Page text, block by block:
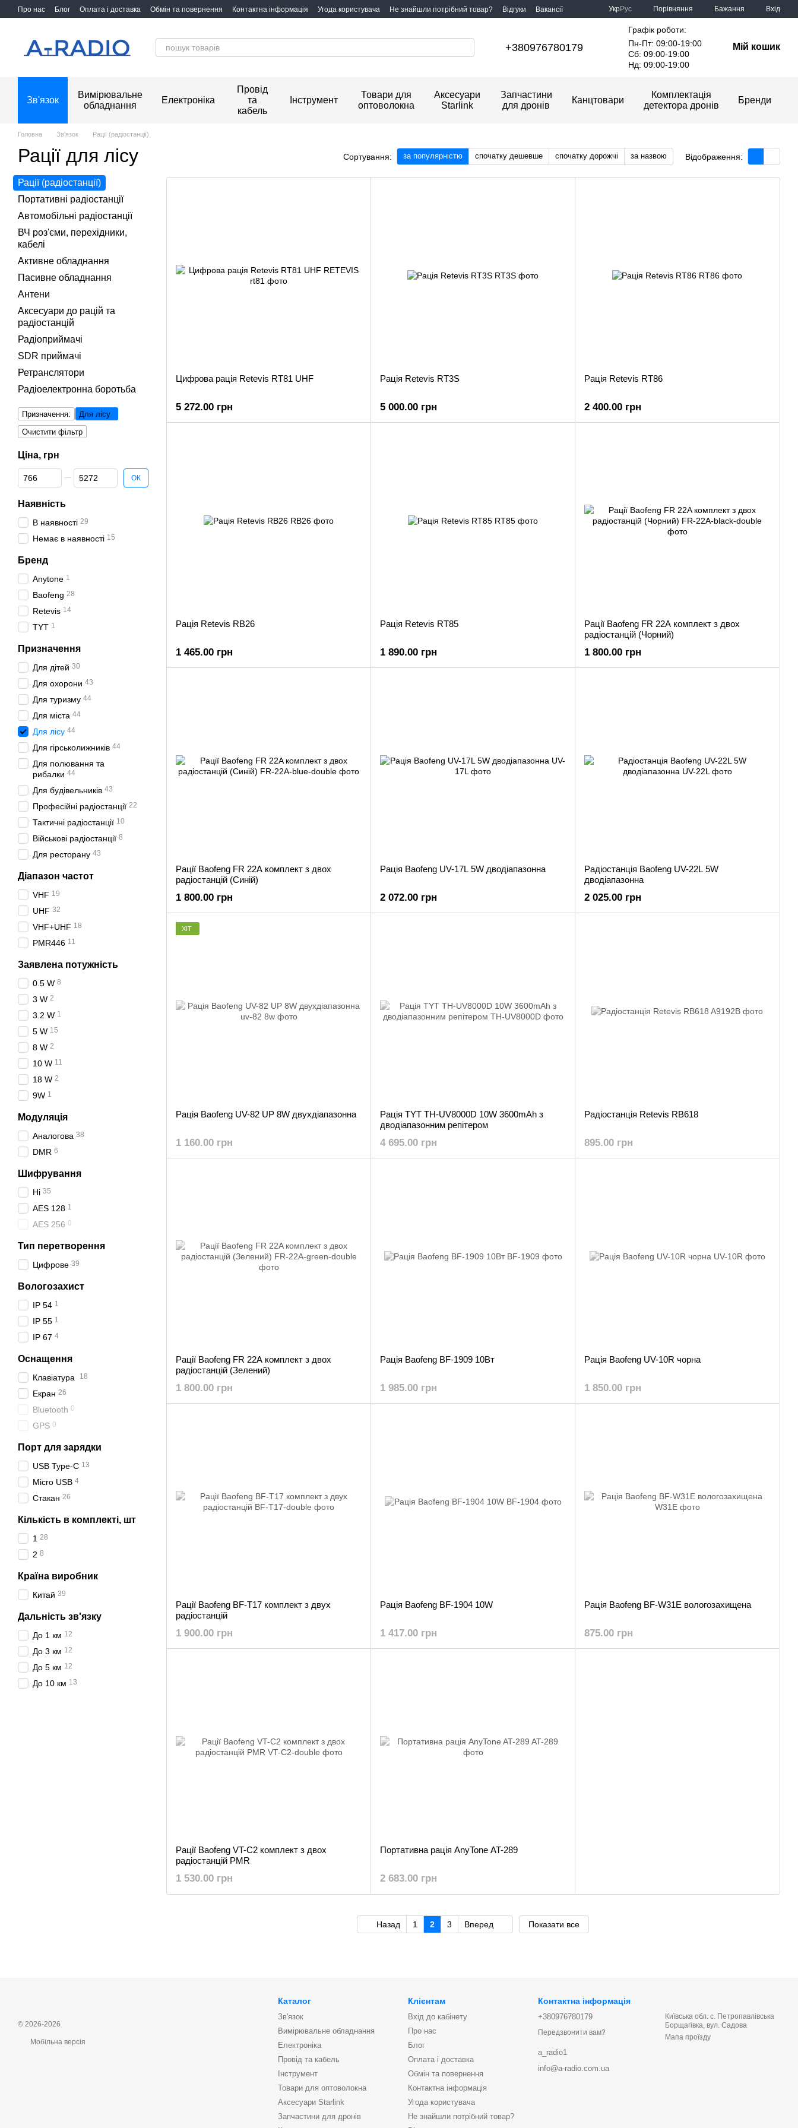
Перейти до основного контенту
Про нас Блог Оплата і доставка Обмін та повернення Контактна інформація Угода користувача Не знайшли потрібний товар? Відгуки Вакансії УкрРус Порівняння Бажання Вхід
+380976780179
Графік роботи:
Пн-Пт: 09:00-19:00
Сб: 09:00-19:00
Нд: 09:00-19:00
Мій кошик
Зв'язок
Вимірювальне
обладнання
Електроніка
Провід
та
кабель
Інструмент
Товари для
оптоволокна
Аксесуари
Starlink
Запчастини
для дронів
Канцтовари
Комплектація
детектора дронів
Бренди
Головна Зв'язок Рації (радіостанції)
Рації для лісу Сортування: за популярністю спочатку дешевше спочатку дорожчі за назвою Відображення:
Цифрова рація Retevis RT81 UHF
5 272.00 грн
Рація Retevis RT3S
5 000.00 грн
Рація Retevis RT86
2 400.00 грн
Рація Retevis RB26
1 465.00 грн
Рація Retevis RT85
1 890.00 грн
Рації Baofeng FR 22A комплект з двох
радіостанцій (Чорний)
1 800.00 грн
Рації Baofeng FR 22A комплект з двох
радіостанцій (Синій)
1 800.00 грн
Рація Baofeng UV-17L 5W дводіапазонна
2 072.00 грн
Радіостанція Baofeng UV-22L 5W
дводіапазонна
2 025.00 грн
ХІТ
Рація Baofeng UV-82 UP 8W двухдіапазонна
1 160.00 грн
Рація TYT TH-UV8000D 10W 3600mAh з
дводіапазонним репітером
4 695.00 грн
Радіостанція Retevis RB618
895.00 грн
Рації Baofeng FR 22A комплект з двох
радіостанцій (Зелений)
1 800.00 грн
Рація Baofeng BF-1909 10Вт
1 985.00 грн
Рація Baofeng UV-10R чорна
1 850.00 грн
Рації Baofeng BF-T17 комплект з двух
радіостанцій
1 900.00 грн
Рація Baofeng BF-1904 10W
1 417.00 грн
Рація Baofeng BF-W31E вологозахищена
875.00 грн
Рації Baofeng VT-C2 комплект з двох
радіостанцій PMR
1 530.00 грн
Портативна рація AnyTone AT-289
2 683.00 грн
Назад 1 2 3 Вперед Показати все
Рації (радіостанції)
Портативні радіостанції
Автомобільні радіостанції
ВЧ роз'єми, перехідники,
кабелі
Активне обладнання
Пасивне обладнання
Антени
Аксесуари до рацій та
радіостанцій
Радіоприймачі
SDR приймачі
Ретранслятори
Радіоелектронна боротьба
Призначення:
Для лісу
Очистити фільтр
Ціна, грн
Від Ціна, грн
До Ціна, грн ОК
Наявність
В наявності 29
Немає в наявності 15
Бренд
Anytone 1
Baofeng 28
Retevis 14
TYT 1
Призначення
Для дітей 30
Для охорони 43
Для туризму 44
Для міста 44
Для лісу 44
Для гірськолижників 44
Для полювання та
рибалки 44
Для будівельників 43
Професійні радіостанції 22
Тактичні радіостанції 10
Військові радіостанції 8
Для ресторану 43
Діапазон частот
VHF 19
UHF 32
VHF+UHF 18
PMR446 11
Заявлена потужність
0.5 W 8
3 W 2
3.2 W 1
5 W 15
8 W 2
10 W 11
18 W 2
9W 1
Модуляція
Аналогова 38
DMR 6
Шифрування
Ні 35
AES 128 1
AES 256 0
Тип перетворення
Цифрове 39
Вологозахист
IP 54 1
IP 55 1
IP 67 4
Оснащення
Клавіатура 18
Екран 26
Bluetooth 0
GPS 0
Порт для зарядки
USB Type-C 13
Micro USB 4
Стакан 26
Кількість в комплекті, шт
1 28
2 8
Країна виробник
Китай 39
Дальність зв'язку
До 1 км 12
До 3 км 12
До 5 км 12
До 10 км 13
© 2026-2026
Мобільна версія
Каталог
Зв'язок
Вимірювальне обладнання
Електроніка
Провід та кабель
Інструмент
Товари для оптоволокна
Аксесуари Starlink
Запчастини для дронів
Клієнтам
Вхід до кабінету
Про нас
Блог
Оплата і доставка
Обмін та повернення
Контактна інформація
Угода користувача
Не знайшли потрібний товар?
Контактна інформація
+380976780179
Передзвонити вам?
a_radio1
info@a-radio.com.ua
Київська обл. с. Петропавлівська
Борщагівка, вул. Садова
Мапа проїзду